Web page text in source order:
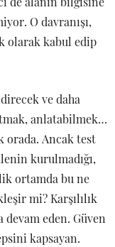
O davranışı,
olarak kabul edip
ve daha
anlatabilmek…
orada. Ancak test
kurulmadığı,
ortamda bu ne
mi? Karşılılık
devam eden. Güven
kapsayan.